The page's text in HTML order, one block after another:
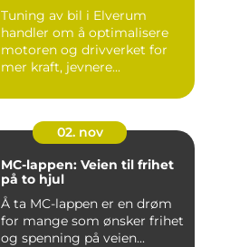
Tuning av bil i Elverum
handler om å optimalisere
motoren og drivverket for
mer kraft, jevnere...
02. nov
MC-lappen: Veien til frihet
på to hjul
Å ta MC-lappen er en drøm
for mange som ønsker frihet
og spenning på veien...